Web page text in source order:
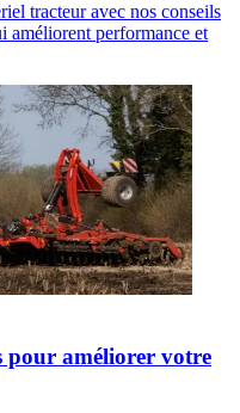
tracteur avec nos conseils
améliorent performance et
pour améliorer votre